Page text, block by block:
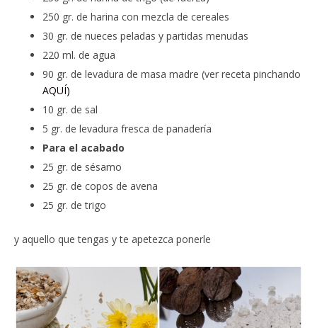
250 gr. de harina con mezcla de cereales
30 gr. de nueces peladas y partidas menudas
220 ml. de agua
90 gr. de levadura de masa madre (ver receta pinchando
AQUÍ)
10 gr. de sal
5 gr. de levadura fresca de panadería
Para el acabado
25 gr. de sésamo
25 gr. de copos de avena
25 gr. de trigo
y aquello que tengas y te apetezca ponerle